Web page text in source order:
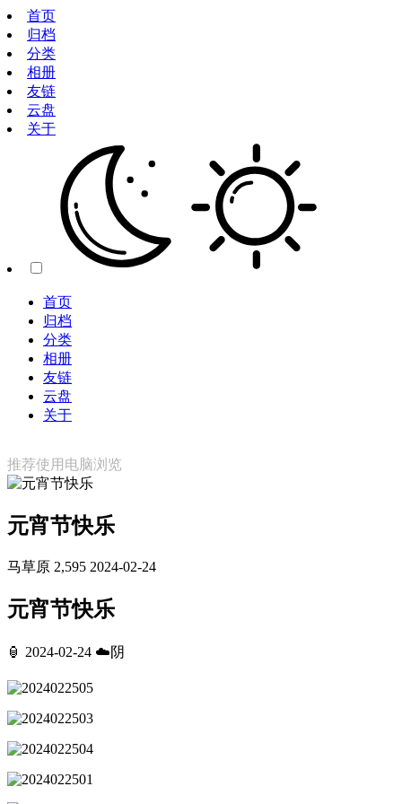
首页
归档
分类
相册
友链
云盘
关于
首页
归档
分类
相册
友链
云盘
关于
推荐使用电脑浏览
元宵节快乐
马草原 2,595 2024-02-24
元宵节快乐
🏮 2024-02-24 ☁️阴